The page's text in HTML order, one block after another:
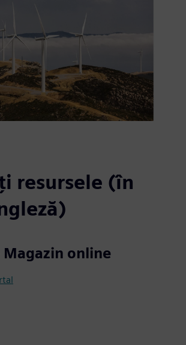
resursele (în
Magazin online